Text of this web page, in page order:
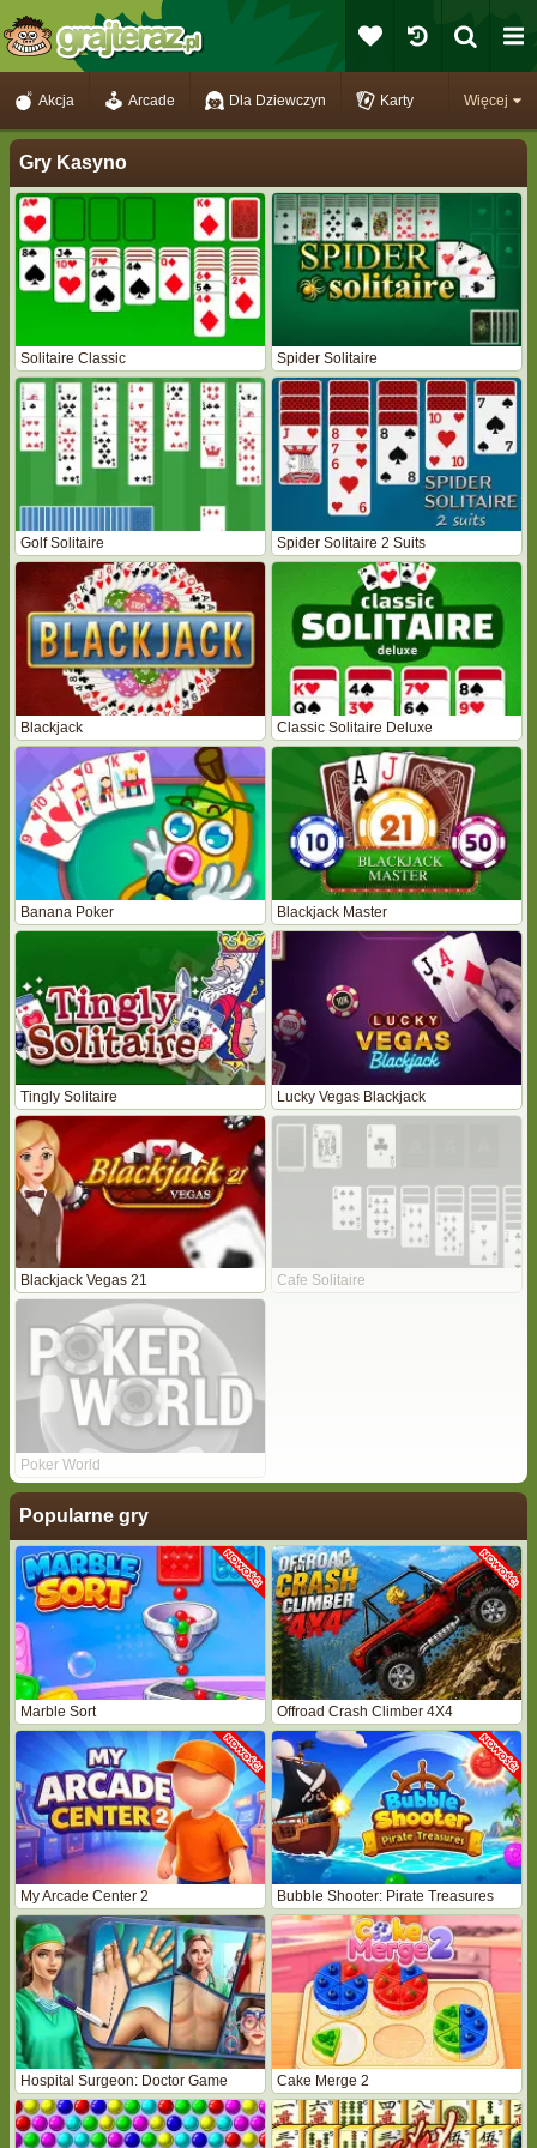
Więcej
Akcja Arcade Dla Dziewczyn Karty
Gry Kasyno
Solitaire Classic Spider Solitaire
Golf Solitaire Spider Solitaire 2 Suits
Blackjack Classic Solitaire Deluxe
Banana Poker Blackjack Master
Tingly Solitaire Lucky Vegas Blackjack
Blackjack Vegas 21 Cafe Solitaire
Poker World
Popularne gry
Marble Sort Offroad Crash Climber 4X4
My Arcade Center 2 Bubble Shooter: Pirate Treasures
Hospital Surgeon: Doctor Game Cake Merge 2